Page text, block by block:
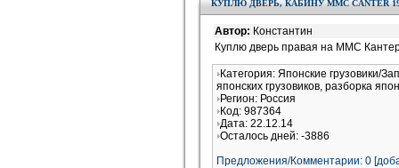
КУПЛЮ ДВЕРЬ, КАБИНУ ММС CANTER
Автор: Константин
Куплю дверь правая на ММС
Категория: Японские грузовики/
японских грузовиков, разборка
Регион: Россия
Код: 987364
Дата: 22.12.14
Осталось дней: -3886
Предложения/Комментарии: 0